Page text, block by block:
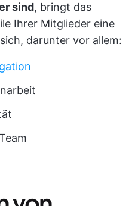
sind, bringt das
Ihrer Mitglieder eine
darunter vor allem: